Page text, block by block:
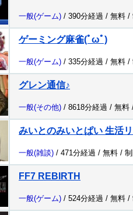
一般(ゲーム) / 390分経過 / 無料 /
ゲーミング麻雀(ﾟωﾟ)
一般(ゲーム) / 335分経過 / 無料 /
グレン通信♪
一般(その他) / 8618分経過 / 無料
みいとのみいとぱい 生活
一般(雑談) / 471分経過 / 無料 /
FF7 REBIRTH
一般(ゲーム) / 524分経過 / 無料 /